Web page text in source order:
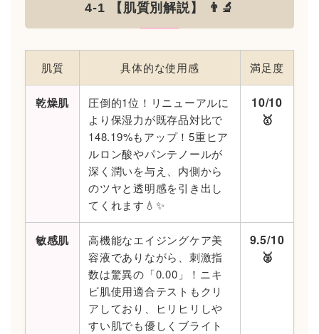
4-1 【肌質別解説】 👨‍🔬
肌質 具体的な使用感 満足度
乾燥肌
圧倒的1位！リニューアルに
より保湿力が既存品対比で
148.19%もアップ！5重ヒア
ルロン酸やパンテノールが
深く潤いを与え、内側から
のツヤと透明感を引き出し
てくれます💧✨
10/10
🥇
敏感肌
高機能なエイジングケア美
容液でありながら、刺激指
数は驚異の「0.00」！ニキ
ビ肌使用適合テストもクリ
アしており、ヒリヒリしや
すい肌でも優しくブライト
9.5/10
🥈